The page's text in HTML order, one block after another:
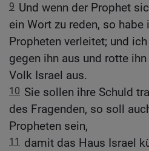
9 Und wenn der Prophet
ein Wort zu reden, so habe
Propheten verleitet; und
gegen ihn aus und rotte
Volk Israel aus.
10 Sie sollen ihre Schuld
des Fragenden, so soll
Propheten sein,
11
damit das Haus Israel